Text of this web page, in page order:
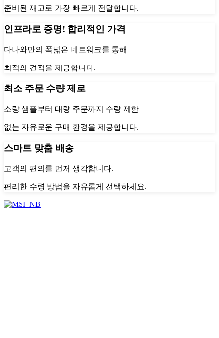
준비된 재고로 가장 빠르게 전달합니다.
인프라로 증명! 합리적인 가격
다나와만의 폭넓은 네트워크를 통해
최적의 견적을 제공합니다.
최소 주문 수량 제로
소량 샘플부터 대량 주문까지 수량 제한
없는 자유로운 구매 환경을 제공합니다.
스마트 맞춤 배송
고객의 편의를 먼저 생각합니다.
편리한 수령 방법을 자유롭게 선택하세요.